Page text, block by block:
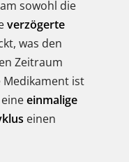
sowohl die
verzögerte
was den
Zeitraum
Medikament ist
einmalige
einen